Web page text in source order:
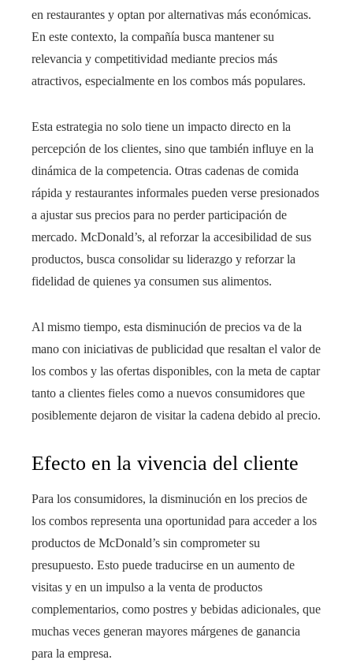
en restaurantes y optan por alternativas más económicas.
En este contexto, la compañía busca mantener su
relevancia y competitividad mediante precios más
atractivos, especialmente en los combos más populares.
Esta estrategia no solo tiene un impacto directo en la
percepción de los clientes, sino que también influye en la
dinámica de la competencia. Otras cadenas de comida
rápida y restaurantes informales pueden verse presionados
a ajustar sus precios para no perder participación de
mercado. McDonald’s, al reforzar la accesibilidad de sus
productos, busca consolidar su liderazgo y reforzar la
fidelidad de quienes ya consumen sus alimentos.
Al mismo tiempo, esta disminución de precios va de la
mano con iniciativas de publicidad que resaltan el valor de
los combos y las ofertas disponibles, con la meta de captar
tanto a clientes fieles como a nuevos consumidores que
posiblemente dejaron de visitar la cadena debido al precio.
Efecto en la vivencia del cliente
Para los consumidores, la disminución en los precios de
los combos representa una oportunidad para acceder a los
productos de McDonald’s sin comprometer su
presupuesto. Esto puede traducirse en un aumento de
visitas y en un impulso a la venta de productos
complementarios, como postres y bebidas adicionales, que
muchas veces generan mayores márgenes de ganancia
para la empresa.